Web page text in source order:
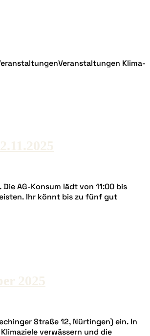
Veranstaltungen Klima-
AG-Konsum lädt von 11:00 bis
Ihr könnt bis zu fünf gut
2025
Straße 12, Nürtingen) ein. In
verwässern und die